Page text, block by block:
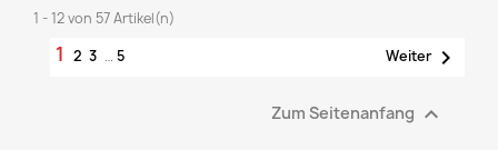
1 - 12 von 57 Artikel(n)
1 23 … 5 Weiter
Zum Seitenanfang 